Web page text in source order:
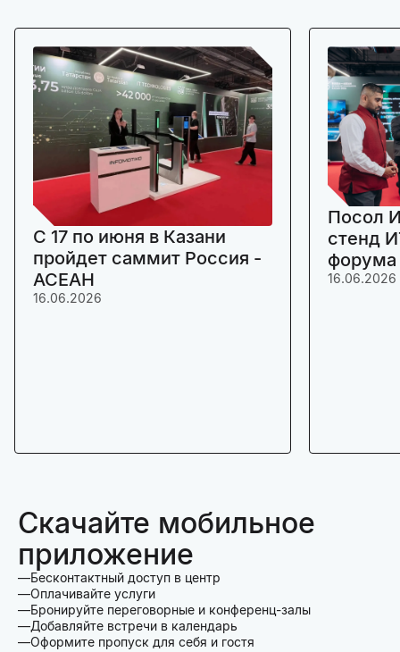
C 17 по июня в Казани
пройдет саммит Россия -
АСЕАН
16.06.2026
Посол
стенд
16.06.2026
Скачайте мобильное
приложение
Бесконтактный доступ в центр
Оплачивайте услуги
Бронируйте переговорные и конференц-залы
Добавляйте встречи в календарь
Оформите пропуск для себя и гостя